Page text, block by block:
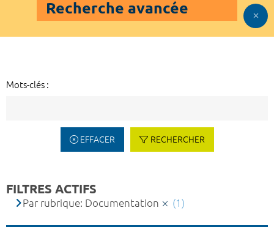
Recherche avancée
Mots-clés :
EFFACER RECHERCHER
FILTRES ACTIFS
Par rubrique: Documentation (1)